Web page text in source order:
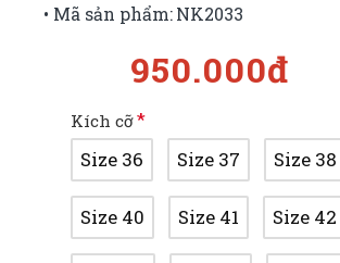
950.000đ
• Mã sản phẩm:NK2033
Kích cỡ
Size 36 Size 37 Size 38
Size 40 Size 41 Size 42